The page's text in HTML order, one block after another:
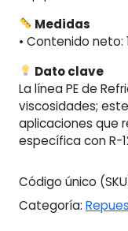
Medidas
• Contenido neto:
Dato clave
La línea PE de
viscosidades;
aplicaciones que
específica con R-
Código único
Categoría: